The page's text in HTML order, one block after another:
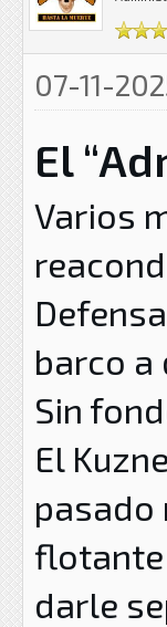
07-11-
El
Varios
barco a
Sin
El
pasado
flotante
darle